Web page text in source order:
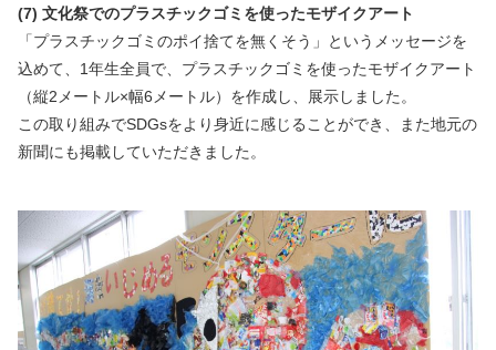
(7) 文化祭でのプラスチックゴミを使ったモザイクアート
「プラスチックゴミのポイ捨てを無くそう」というメッセージを
込めて、1年生全員で、プラスチックゴミを使ったモザイクアート
（縦2メートル×幅6メートル）を作成し、展示しました。
この取り組みでSDGsをより身近に感じることができ、また地元の
新聞にも掲載していただきました。